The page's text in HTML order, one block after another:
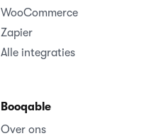
WooCommerce
Zapier
Alle integraties
Booqable
Over ons